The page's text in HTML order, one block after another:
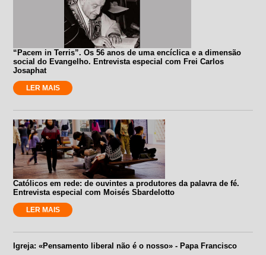
“Pacem in Terris”. Os 56 anos de uma encíclica e a dimensão
social do Evangelho. Entrevista especial com Frei Carlos
Josaphat
LER MAIS
Católicos em rede: de ouvintes a produtores da palavra de fé.
Entrevista especial com Moisés Sbardelotto
LER MAIS
Igreja: «Pensamento liberal não é o nosso» - Papa Francisco